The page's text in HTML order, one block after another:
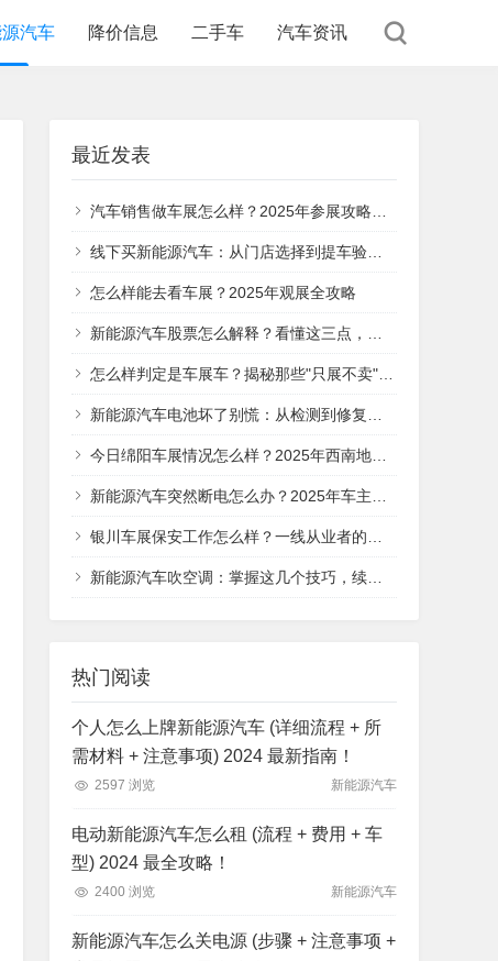
汽车 降价信息 二手车 汽车资讯
最近发表
汽车销售做车展怎么样？2025年参展攻略与实战经验分享
线下买新能源汽车：从门店选择到提车验收，这5个关键步骤帮你避坑
怎么样能去看车展？2025年观展全攻略
新能源汽车股票怎么解释？看懂这三点，你就明白它的投资价值在哪
怎么样判定是车展车？揭秘那些"只展不卖"的特殊车辆
新能源汽车电池坏了别慌：从检测到修复的全流程指南
今日绵阳车展情况怎么样？2025年西南地区汽车盛宴全面解析
新能源汽车突然断电怎么办？2025年车主必看的应急处理指南，从安全判断到救援全流程
银川车展保安工作怎么样？一线从业者的真实体验分享
新能源汽车吹空调：掌握这几个技巧，续航与舒适不再二选一
热门阅读
个人怎么上牌新能源汽车 (详细流程 + 所
需材料 + 注意事项) 2024 最新指南！
2597 浏览 新能源汽车
电动新能源汽车怎么租 (流程 + 费用 + 车
型) 2024 最全攻略！
2400 浏览 新能源汽车
新能源汽车怎么关电源 (步骤 + 注意事项 +